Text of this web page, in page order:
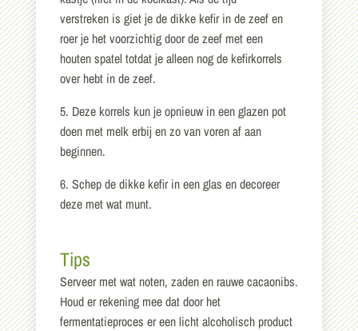
verstreken is giet je de dikke kefir in de zeef en
roer je het voorzichtig door de zeef met een
houten spatel totdat je alleen nog de kefirkorrels
over hebt in de zeef.
5. Deze korrels kun je opnieuw in een glazen pot
doen met melk erbij en zo van voren af aan
beginnen.
6. Schep de dikke kefir in een glas en decoreer
deze met wat munt.
Tips
Serveer met wat noten, zaden en rauwe cacaonibs.
Houd er rekening mee dat door het
fermentatieproces er een licht alcoholisch product